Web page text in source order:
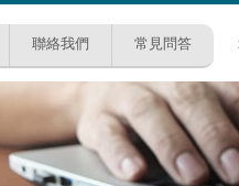
聯絡我們 常見問答